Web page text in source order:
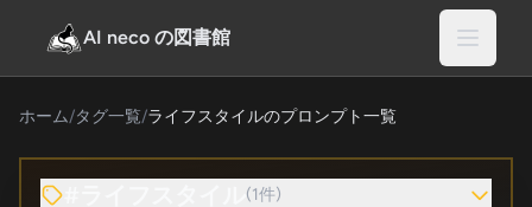
AI neco の図書館
ホーム/タグ一覧/ライフスタイルのプロンプト一覧
(1件)